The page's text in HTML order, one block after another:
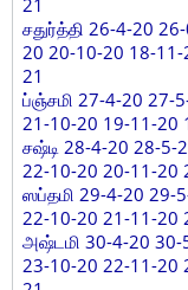
21
சதுர்த்தி 26-4-20
20 20-10-20 18-
21
ப்ஞ்சமி 27-4-20 27-
21-10-20 19-11-20
சஷ்டி 28-4-20 28-
22-10-20 20-11-20
ஸப்தமி 29-4-20 29-
22-10-20 21-11-20
அஷ்டமி 30-4-20 30-
23-10-20 22-11-